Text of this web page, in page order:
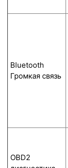
Bluetooth
Громкая связь
OBD2